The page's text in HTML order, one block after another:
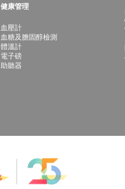
健康管理
血壓計
血糖及膽固醇檢測
體溫計
電子磅
助聽器